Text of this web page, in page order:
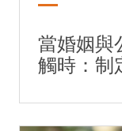
當婚姻與
觸時：制